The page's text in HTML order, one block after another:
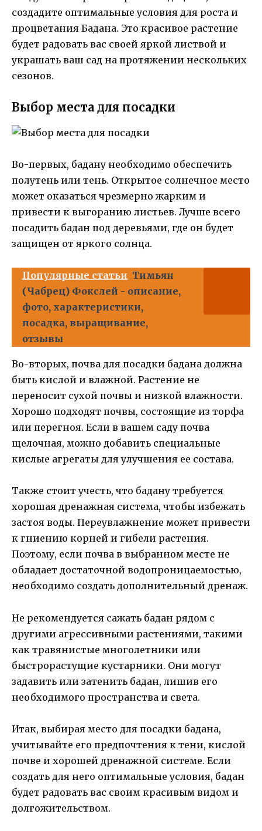
создадите оптимальные условия для роста и
процветания Бадана. Это красивое растение
будет радовать вас своей яркой листвой и
украшать ваш сад на протяжении нескольких
сезонов.
Выбор места для посадки
Во-первых, бадану необходимо обеспечить
полутень или тень. Открытое солнечное место
может оказаться чрезмерно жарким и
привести к выгоранию листьев. Лучше всего
посадить бадан под деревьями, где он будет
защищен от яркого солнца.
Популярные статьи Тимьян
(Чабрец) Фокслей - описание,
фото, характеристики,
посадка, выращивание,
отзывы
Во-вторых, почва для посадки бадана должна
быть кислой и влажной. Растение не
переносит сухой почвы и низкой влажности.
Хорошо подходят почвы, состоящие из торфа
или перегноя. Если в вашем саду почва
щелочная, можно добавить специальные
кислые агрегаты для улучшения ее состава.
Также стоит учесть, что бадану требуется
хорошая дренажная система, чтобы избежать
застоя воды. Переувлажнение может привести
к гниению корней и гибели растения.
Поэтому, если почва в выбранном месте не
обладает достаточной водопроницаемостью,
необходимо создать дополнительный дренаж.
Не рекомендуется сажать бадан рядом с
другими агрессивными растениями, такими
как травянистые многолетники или
быстрорастущие кустарники. Они могут
задавить или затенить бадан, лишив его
необходимого пространства и света.
Итак, выбирая место для посадки бадана,
учитывайте его предпочтения к тени, кислой
почве и хорошей дренажной системе. Если
создать для него оптимальные условия, бадан
будет радовать вас своим красивым видом и
долгожительством.